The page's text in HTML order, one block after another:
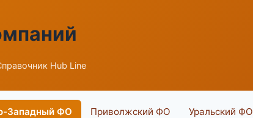
Hub Line
Западный ФО Приволжский ФО Уральский ФО